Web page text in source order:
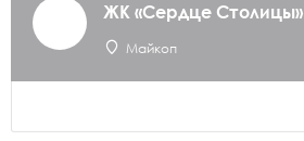
ЖК «Сердце Столицы»
Майкоп